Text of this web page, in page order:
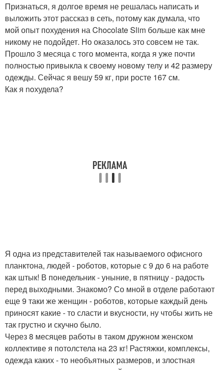
Признаться, я долгое время не решалась написать и
выложить этот рассказ в сеть, потому как думала, что
мой опыт похудения на Chocolate Slim больше как мне
никому не подойдет. Но оказалось это совсем не так.
Прошло 3 месяца с того момента, когда я уже почти
полностью привыкла к своему новому телу и 42 размеру
одежды. Сейчас я вешу 59 кг, при росте 167 см.
Как я noхудела?
Я одна из представителей так называемого офисного
планктона, людей - роботов, которые с 9 до 6 на работе
как штык! В понедельник - уныние, в пятницу - радость
перед выходными. Знакомо? Со мной в отделе работают
еще 9 таки же женщин - роботов, которые каждый день
приносят какие - то сласти и вкусности, ну чтобы жить не
так грустно и скучно было.
Через 8 месяцев работы в таком дружном женском
коллективе я потолстела на 23 кг! Растяжки, комплексы,
одежда каких - то необъятных размеров, и злостная